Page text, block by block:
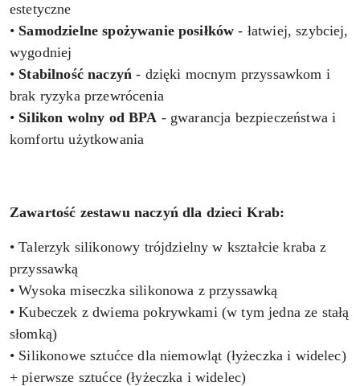
estetyczne
• Samodzielne spożywanie posiłków - łatwiej, szybciej,
wygodniej
• Stabilność naczyń - dzięki mocnym przyssawkom i
brak ryzyka przewrócenia
• Silikon wolny od BPA - gwarancja bezpieczeństwa i
komfortu użytkowania
Zawartość zestawu naczyń dla dzieci Krab:
• Talerzyk silikonowy trójdzielny w kształcie kraba z
przyssawką
• Wysoka miseczka silikonowa z przyssawką
• Kubeczek z dwiema pokrywkami (w tym jedna ze stałą
słomką)
• Silikonowe sztućce dla niemowląt (łyżeczka i widelec)
+ pierwsze sztućce (łyżeczka i widelec)